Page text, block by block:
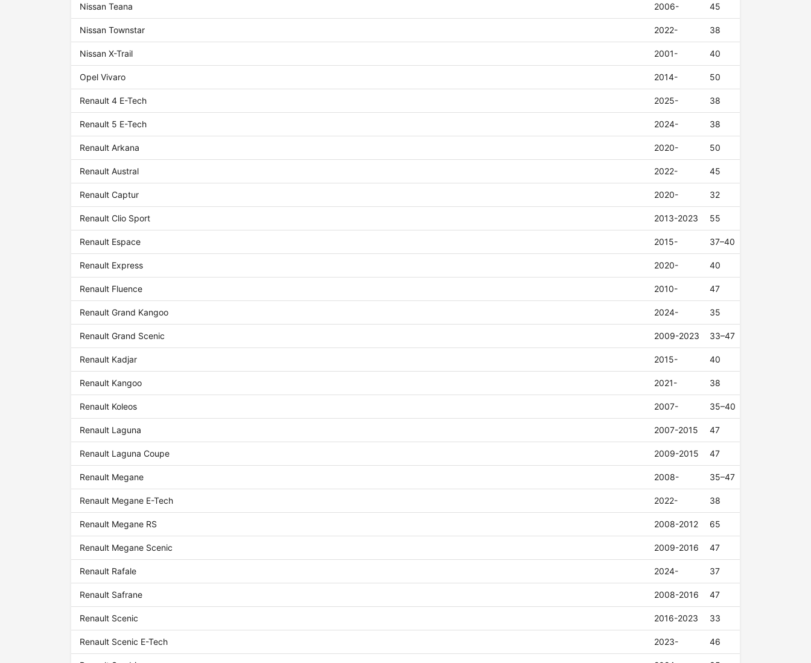
Nissan Teana 2006- 45
Nissan Townstar 2022- 38
Nissan X-Trail 2001- 40
Opel Vivaro 2014- 50
Renault 4 E-Tech 2025- 38
Renault 5 E-Tech 2024- 38
Renault Arkana 2020- 50
Renault Austral 2022- 45
Renault Captur 2020- 32
Renault Clio Sport 2013-2023 55
Renault Espace 2015- 37–40
Renault Express 2020- 40
Renault Fluence 2010- 47
Renault Grand Kangoo 2024- 35
Renault Grand Scenic 2009-2023 33–47
Renault Kadjar 2015- 40
Renault Kangoo 2021- 38
Renault Koleos 2007- 35–40
Renault Laguna 2007-2015 47
Renault Laguna Coupe 2009-2015 47
Renault Megane 2008- 35–47
Renault Megane E-Tech 2022- 38
Renault Megane RS 2008-2012 65
Renault Megane Scenic 2009-2016 47
Renault Rafale 2024- 37
Renault Safrane 2008-2016 47
Renault Scenic 2016-2023 33
Renault Scenic E-Tech 2023- 46